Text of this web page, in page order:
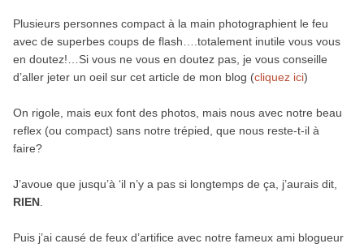
Plusieurs personnes compact à la main photographient le feu
avec de superbes coups de flash….totalement inutile vous vous
en doutez!…Si vous ne vous en doutez pas, je vous conseille
d’aller jeter un oeil sur cet article de mon blog (cliquez ici)
On rigole, mais eux font des photos, mais nous avec notre beau
reflex (ou compact) sans notre trépied, que nous reste-t-il à
faire?
J’avoue que jusqu’à ‘il n’y a pas si longtemps de ça, j’aurais dit,
RIEN.
Puis j’ai causé de feux d’artifice avec notre fameux ami blogueur